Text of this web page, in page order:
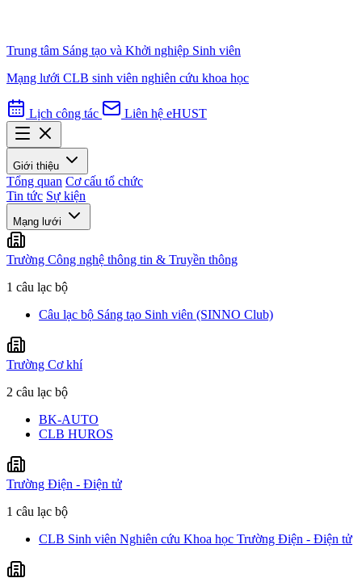
Trung tâm Sáng tạo và Khởi nghiệp Sinh viên
Mạng lưới CLB sinh viên nghiên cứu khoa học
Lịch công tác Liên hệ eHUST
Giới thiệu
Tổng quan Cơ cấu tổ chức
Tin tức Sự kiện
Mạng lưới
Trường Công nghệ thông tin & Truyền thông
1 câu lạc bộ
Câu lạc bộ Sáng tạo Sinh viên (SINNO Club)
Trường Cơ khí
2 câu lạc bộ
BK-AUTO
CLB HUROS
Trường Điện - Điện tử
1 câu lạc bộ
CLB Sinh viên Nghiên cứu Khoa học Trường Điện - Điện tử